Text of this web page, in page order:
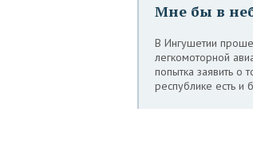
Мне бы в
В Ингушетии
легкомоторной
попытка заявить о
республике есть и